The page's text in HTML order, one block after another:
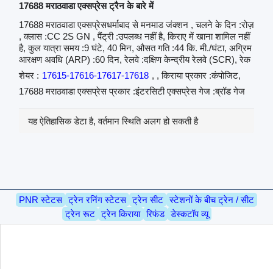
17688 मराठवाडा एक्सप्रेस ट्रैन के बारे में
17688 मराठवाडा एक्सप्रेसधर्माबाद से मनमाड जंक्शन , चलने के दिन :रोज़
, क्लास :CC 2S GN , पैंट्री :उपलब्ध नहीं है, किराए में खाना शामिल नहीं
है, कुल यात्रा समय :9 घंटे, 40 मिन, औसत गति :44 कि. मी./घंटा, अग्रिम
आरक्षण अवधि (ARP) :60 दिन, रेलवे :दक्षिण केन्द्रीय रेलवे (SCR), रेक
शेयर : 17615-17616-17617-17618 , , किराया प्रकार :कंपोजिट,
17688 मराठवाडा एक्सप्रेस प्रकार :इंटरसिटी एक्सप्रेस गेज :ब्रॉड गेज
यह ऐतिहासिक डेटा है, वर्तमान स्थिति अलग हो सकती है
PNR स्टेटस ट्रेन रनिंग स्टेटस ट्रेन सीट स्टेशनों के बीच ट्रेन / सीट
ट्रेन रूट ट्रेन किराया रिफंड डेस्कटॉप व्यू